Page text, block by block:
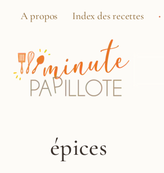
A propos Index des recettes
épices